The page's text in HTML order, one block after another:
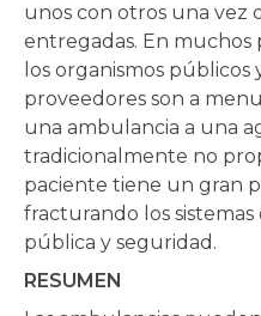
unos con otros una vez
entregadas. En muchos
los organismos públicos
proveedores son a
una ambulancia a una
tradicionalmente no
paciente tiene un gran
fracturando los
pública y seguridad.
RESUMEN